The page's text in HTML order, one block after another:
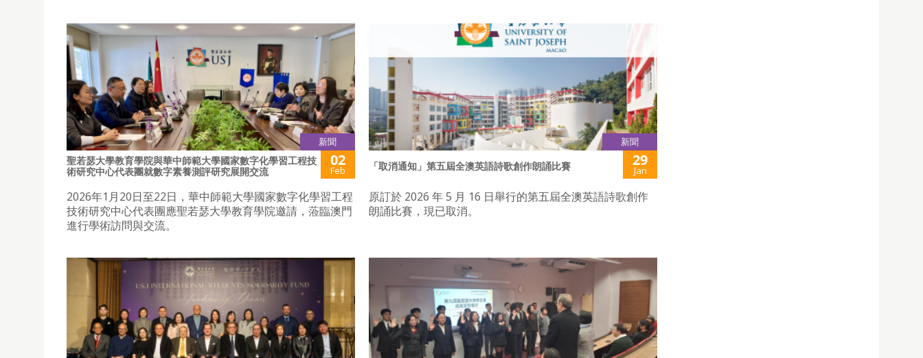
新聞
聖若瑟大學教育學院與華中師範大學國家數字化學習工程技
術研究中心代表團就數字素養測評研究展開交流
02
Feb
2026年1月20日至22日，華中師範大學國家數字化學習工程
技術研究中心代表團應聖若瑟大學教育學院邀請，蒞臨澳門
進行學術訪問與交流。
新聞
「取消通知」第五屆全澳英語詩歌創作朗誦比賽 29
Jan
原訂於 2026 年 5 月 16 日舉行的第五屆全澳英語詩歌創作
朗誦比賽，現已取消。